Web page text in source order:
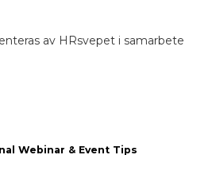
av HRsvepet i samarbete
Webinar & Event Tips